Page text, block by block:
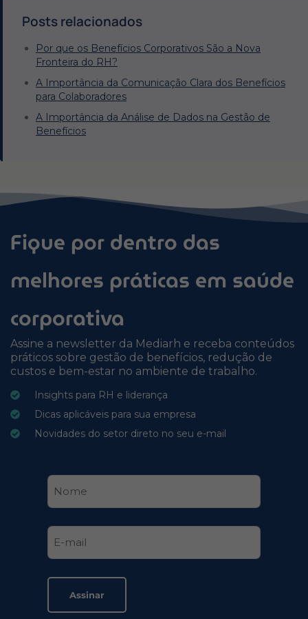
Posts relacionados
Por que os Benefícios Corporativos São a Nova
Fronteira do RH?
A Importância da Comunicação Clara dos Benefícios
para Colaboradores
A Importância da Análise de Dados na Gestão de
Benefícios
Fique por dentro das
melhores práticas em saúde
corporativa
Assine a newsletter da Mediarh e receba conteúdos
práticos sobre gestão de benefícios, redução de
custos e bem-estar no ambiente de trabalho.
Insights para RH e liderança
Dicas aplicáveis para sua empresa
Novidades do setor direto no seu e-mail